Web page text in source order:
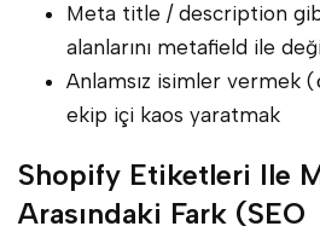
Meta title / description
alanlarını metafield ile
Anlamsız isimler vermek (
ekip içi kaos yaratmak
Shopify Etiketleri Ile
Arasındaki Fark (SEO